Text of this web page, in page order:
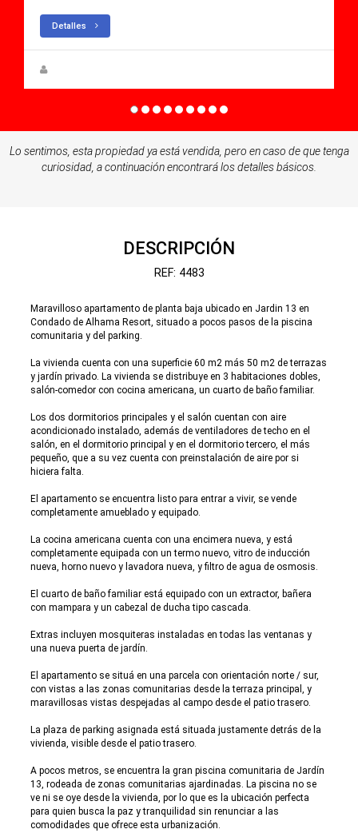
Detalles
Lo sentimos, esta propiedad ya está vendida, pero en caso de que tenga
curiosidad, a continuación encontrará los detalles básicos.
DESCRIPCIÓN
REF: 4483
Maravilloso apartamento de planta baja ubicado en Jardin 13 en
Condado de Alhama Resort, situado a pocos pasos de la piscina
comunitaria y del parking.
La vivienda cuenta con una superficie 60 m2 más 50 m2 de terrazas
y jardín privado. La vivienda se distribuye en 3 habitaciones dobles,
salón-comedor con cocina americana, un cuarto de baño familiar.
Los dos dormitorios principales y el salón cuentan con aire
acondicionado instalado, además de ventiladores de techo en el
salón, en el dormitorio principal y en el dormitorio tercero, el más
pequeño, que a su vez cuenta con preinstalación de aire por si
hiciera falta.
El apartamento se encuentra listo para entrar a vivir, se vende
completamente amueblado y equipado.
La cocina americana cuenta con una encimera nueva, y está
completamente equipada con un termo nuevo, vitro de inducción
nueva, horno nuevo y lavadora nueva, y filtro de agua de osmosis.
El cuarto de baño familiar está equipado con un extractor, bañera
con mampara y un cabezal de ducha tipo cascada.
Extras incluyen mosquiteras instaladas en todas las ventanas y
una nueva puerta de jardín.
El apartamento se situá en una parcela con orientación norte / sur,
con vistas a las zonas comunitarias desde la terraza principal, y
maravillosas vistas despejadas al campo desde el patio trasero.
La plaza de parking asignada está situada justamente detrás de la
vivienda, visible desde el patio trasero.
A pocos metros, se encuentra la gran piscina comunitaria de Jardín
13, rodeada de zonas comunitarias ajardinadas. La piscina no se
ve ni se oye desde la vivienda, por lo que es la ubicación perfecta
para quien busca la paz y tranquilidad sin renunciar a las
comodidades que ofrece esta urbanización.